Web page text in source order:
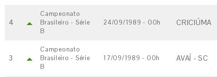
4
Campeonato
Brasileiro - Série
B
24/09/1989 - 00h CRICIÚMA
3
Campeonato
Brasileiro - Série
B
17/09/1989 - 00h AVAÍ - SC